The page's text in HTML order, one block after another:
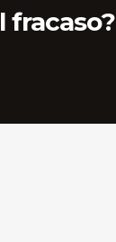
fracaso?